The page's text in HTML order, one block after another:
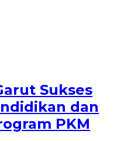
Sukses
dan
PKM